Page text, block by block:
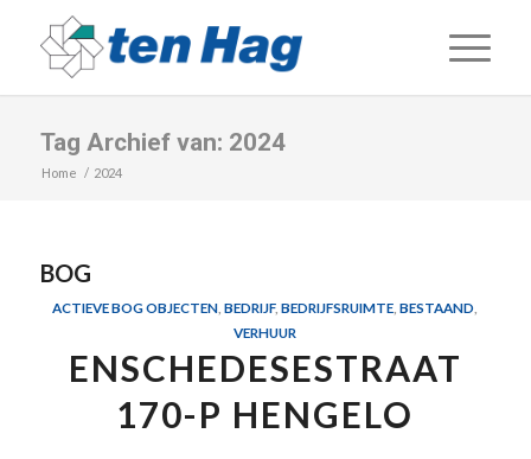
Tag Archief van: 2024
Home / 2024
BOG
ACTIEVE BOG OBJECTEN ,BEDRIJF,BEDRIJFSRUIMTE ,BESTAAND
VERHUUR
ENSCHEDESESTRAAT
170-P HENGELO